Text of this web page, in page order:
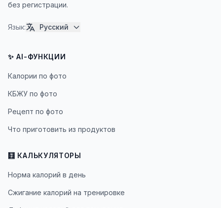
без регистрации.
Язык: Русский
✨ AI-ФУНКЦИИ
Калории по фото
КБЖУ по фото
Рецепт по фото
Что приготовить из продуктов
🧮 КАЛЬКУЛЯТОРЫ
Норма калорий в день
Сжигание калорий на тренировке